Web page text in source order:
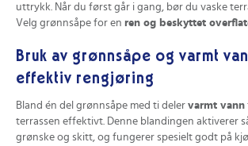
uttrykk. Når du først går i gang, bør du vaske
Velg grønnsåpe for en ren og beskyttet
Bruk av grønnsåpe og varmt
effektiv rengjøring
Bland én del grønnsåpe med ti deler varmt vann
terrassen effektivt. Denne blandingen aktiverer
grønske og skitt, og fungerer spesielt godt på